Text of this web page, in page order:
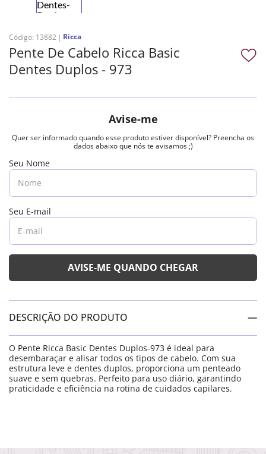
Código: 13882 Ricca
Pente De Cabelo Ricca Basic
Dentes Duplos - 973
DESCRIÇÃO DO PRODUTO
O Pente Ricca Basic Dentes Duplos-973 é ideal para
desembaraçar e alisar todos os tipos de cabelo. Com sua
estrutura leve e dentes duplos, proporciona um penteado
suave e sem quebras. Perfeito para uso diário, garantindo
praticidade e eficiência na rotina de cuidados capilares.